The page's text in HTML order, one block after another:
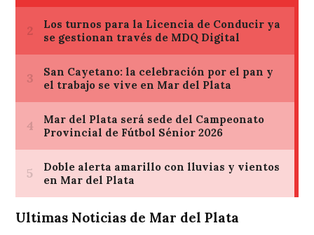
Ultimas Noticias de Mar del Plata